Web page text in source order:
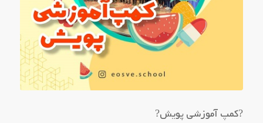
?کمپ آموزشی پویش?